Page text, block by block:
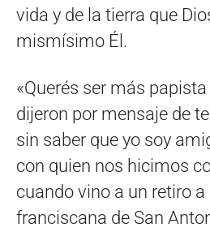
vida y de la tierra que
mismísimo Él.
«Querés ser más
dijeron por mensaje de
sin saber que yo soy
con quien nos hicimos
cuando vino a un retiro a
franciscana de San